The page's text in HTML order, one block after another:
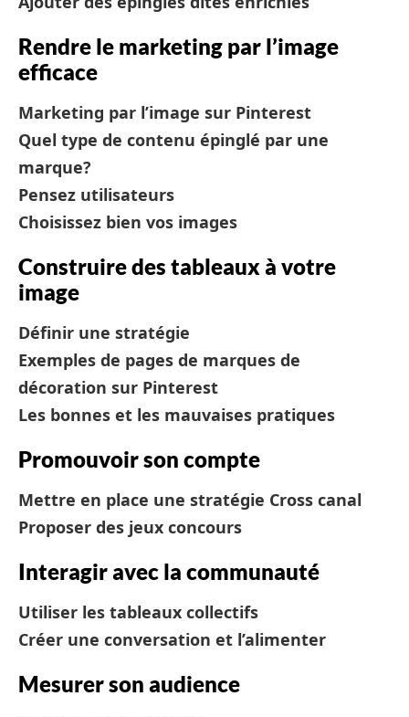
Rendre le marketing par l’image
efficace
Marketing par l’image sur Pinterest
Quel type de contenu épinglé par une
marque?
Pensez utilisateurs
Choisissez bien vos images
Construire des tableaux à votre
image
Définir une stratégie
Exemples de pages de marques de
décoration sur Pinterest
Les bonnes et les mauvaises pratiques
Promouvoir son compte
Mettre en place une stratégie Cross canal
Proposer des jeux concours
Interagir avec la communauté
Utiliser les tableaux collectifs
Créer une conversation et l’alimenter
Mesurer son audience